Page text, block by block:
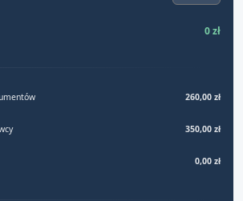
0 zł
260,00 zł
350,00 zł
0,00 zł